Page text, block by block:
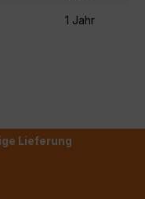
1 Jahr
Lieferung